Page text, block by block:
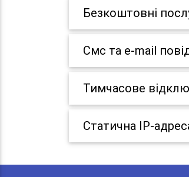
Безкоштовні
Смс та e-mail
Тимчасове
Статична IP-